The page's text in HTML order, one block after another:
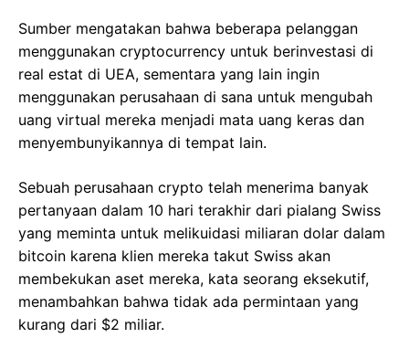
Sumber mengatakan bahwa beberapa pelanggan
menggunakan cryptocurrency untuk berinvestasi di
real estat di UEA, sementara yang lain ingin
menggunakan perusahaan di sana untuk mengubah
uang virtual mereka menjadi mata uang keras dan
menyembunyikannya di tempat lain.
Sebuah perusahaan crypto telah menerima banyak
pertanyaan dalam 10 hari terakhir dari pialang Swiss
yang meminta untuk melikuidasi miliaran dolar dalam
bitcoin karena klien mereka takut Swiss akan
membekukan aset mereka, kata seorang eksekutif,
menambahkan bahwa tidak ada permintaan yang
kurang dari $2 miliar.